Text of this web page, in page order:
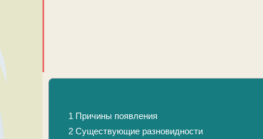
1 Причины появления
2Существующие разновидности